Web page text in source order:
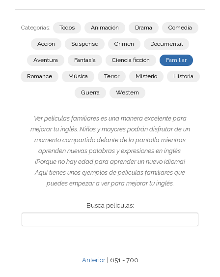
Categorías: Todos Animación Drama Comedia
Acción Suspense Crimen Documental
Aventura Fantasía Ciencia ficción Familiar
Romance Música Terror Misterio Historia
Guerra Western
Ver películas familiares es una manera excelente para
mejorar tu inglés. Niños y mayores podrán disfrutar de un
momento compartido delante de la pantalla mientras
aprenden nuevas palabras y expresiones en inglés.
¡Porque no hay edad para aprender un nuevo idioma!
Aquí tienes unos ejemplos de películas familiares que
puedes empezar a ver para mejorar tu inglés.
Busca películas:
Anterior| 651 - 700